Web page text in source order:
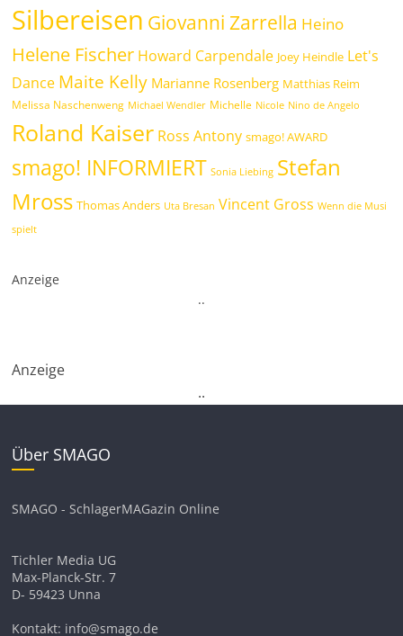
Silbereisen Giovanni Zarrella Heino
Helene Fischer Howard Carpendale Joey Heindle Let's
Dance Maite Kelly Marianne Rosenberg Matthias Reim
Melissa Naschenweng Michael Wendler Michelle Nicole Nino de Angelo
Roland Kaiser Ross Antony smago! AWARD
smago! INFORMIERT Sonia Liebing Stefan
Mross Thomas Anders Uta Bresan Vincent Gross Wenn die Musi
spielt
Anzeige
..
Anzeige
..
Über SMAGO
SMAGO - SchlagerMAGazin Online
Tichler Media UG
Max-Planck-Str. 7
D- 59423 Unna
Kontakt: info@smago.de